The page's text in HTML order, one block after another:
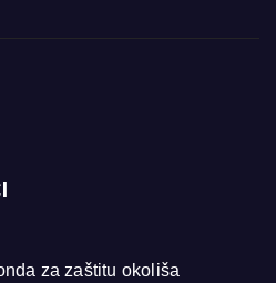
za zaštitu okoliša